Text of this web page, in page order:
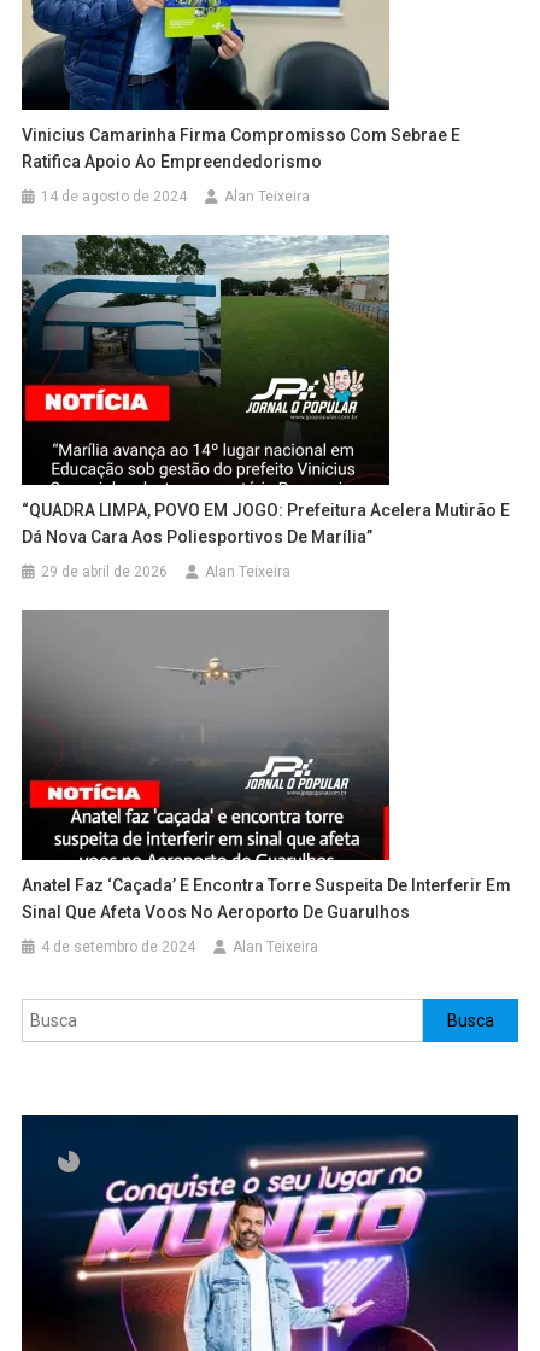
Vinicius Camarinha Firma Compromisso Com Sebrae E
Ratifica Apoio Ao Empreendedorismo
14 de agosto de 2024 Alan Teixeira
“QUADRA LIMPA, POVO EM JOGO: Prefeitura Acelera Mutirão E
Dá Nova Cara Aos Poliesportivos De Marília”
29 de abril de 2026 Alan Teixeira
Anatel Faz ‘caçada’ E Encontra Torre Suspeita De Interferir Em
Sinal Que Afeta Voos No Aeroporto De Guarulhos
4 de setembro de 2024 Alan Teixeira
Pesquisar Busca